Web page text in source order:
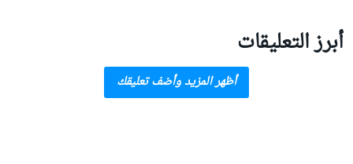
أبرز التعليقات
أظهر المزيد وأضف تعليقك